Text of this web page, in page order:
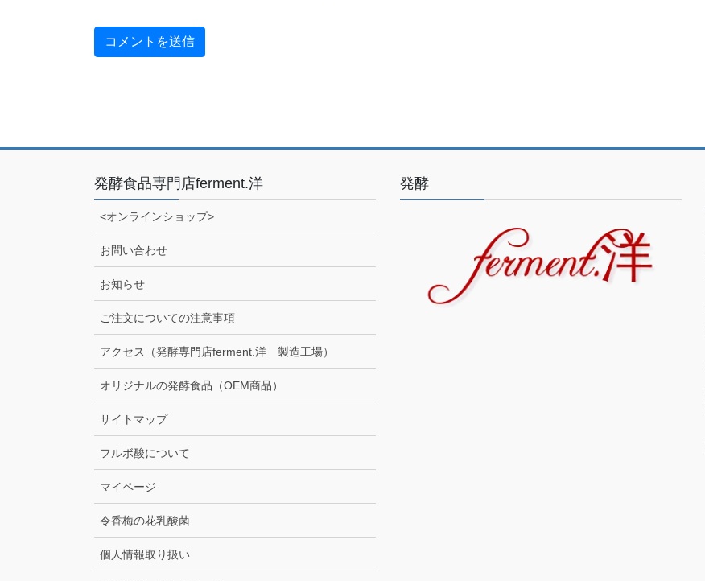
発酵食品専門店ferment.洋
<オンラインショップ>
お問い合わせ
お知らせ
ご注文についての注意事項
アクセス（発酵専門店ferment.洋 製造工場）
オリジナルの発酵食品（OEM商品）
サイトマップ
フルボ酸について
マイページ
令香梅の花乳酸菌
個人情報取り扱い
発酵